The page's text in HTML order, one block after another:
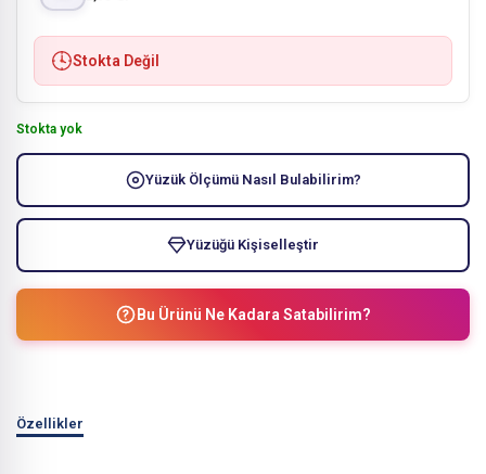
Stokta Değil
Stokta yok
Yüzük Ölçümü Nasıl Bulabilirim?
Yüzüğü Kişiselleştir
Bu Ürünü Ne Kadara Satabilirim?
Özellikler